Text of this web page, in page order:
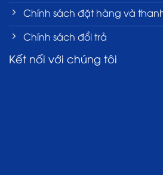
Chính sách đặt hàng và
Chính sách đổi trả
Kết nối với chúng tôi